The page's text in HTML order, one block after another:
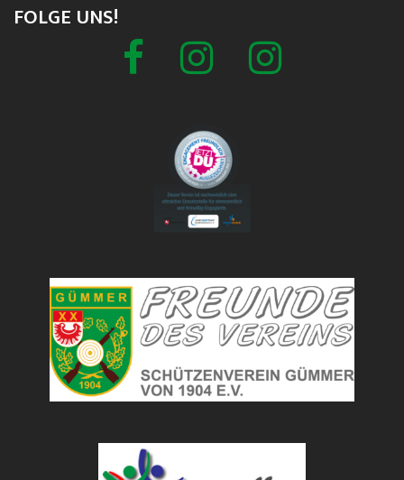
FOLGE UNS!
Facebook SchützenvereinSpielmannszug